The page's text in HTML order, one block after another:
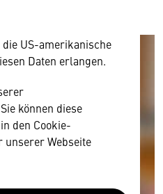
dem EU-
US-amerikanische
Daten erlangen.
können diese
den Cookie-
unserer Webseite